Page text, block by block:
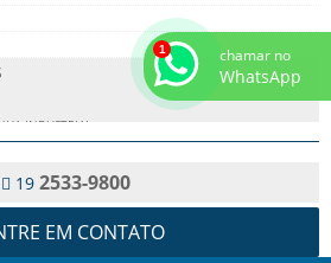
INDUSTRIAL
19 2533-9800
EM CONTATO
chamar no
WhatsApp